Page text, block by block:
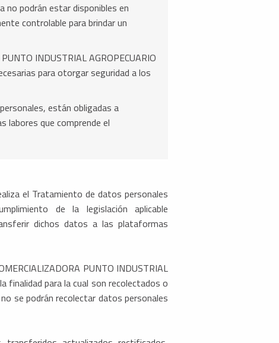
no podrán estar disponibles en
controlable para brindar un
INDUSTRIAL AGROPECUARIO
para otorgar seguridad a los
están obligadas a
labores que comprende el
el Tratamiento de datos personales
de la legislación aplicable
dichos datos a las plataformas
PUNTO INDUSTRIAL
finalidad para la cual son recolectados o
se podrán recolectar datos personales